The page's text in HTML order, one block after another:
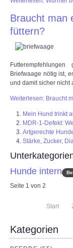
Braucht man
füttern?
Briefwaage nötig ist,
und damit sicher nicht
Weiterlesen: Braucht
Mein Hund trinkt
MDR-1-Defekt:
Artgerechte
Stärke, Zucker,
Hunde intern
Seite 1 von 2
Start
Kategorien